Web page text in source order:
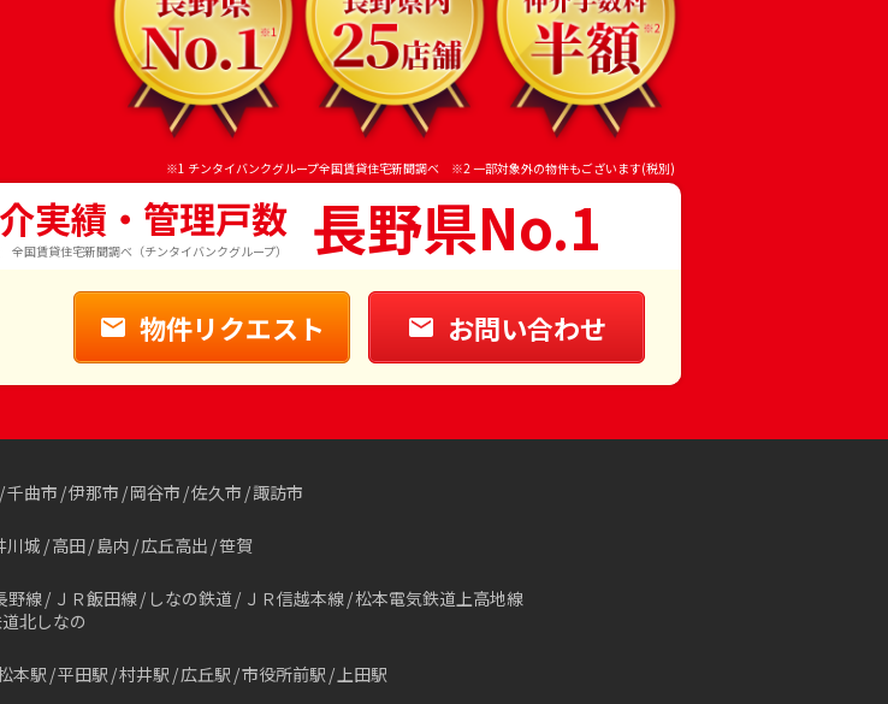
※1 チンタイバンクグループ全国賃貸住宅新聞調べ ※2 一部対象外の物件もございます(税別)
実績・管理戸数
賃貸住宅新聞調べ（チンタイバンクグループ） 長野県No.1
物件リクエスト お問い合わせ
千曲市 伊那市 岡谷市 佐久市 諏訪市
川城 高田 島内 広丘高出 笹賀
野線 ＪＲ飯田線 しなの鉄道 ＪＲ信越本線 松本電気鉄道上高地線
北しなの
本駅 平田駅 村井駅 広丘駅 市役所前駅 上田駅